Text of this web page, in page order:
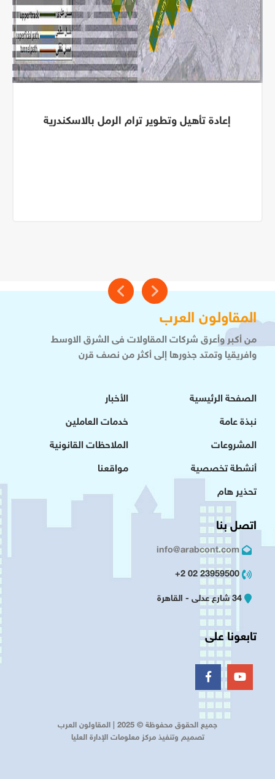
إعادة تأهيل وتطوير ترام الرمل بالاسكندرية
المقاولون العرب
من أكبر وأعرق شركات المقاولات فى الشرق الاوسط
وافريقيا وتمتد جذورها إلى أكثر من نصف قرن
الصفحة الرئيسية
نبذة عامة
المشروعات
أنشطة تخصصية
تحذير هام
الأخبار
خدمات العاملين
الملاحظات القانونية
مواقعنا
اتصل بنا
info@arabcont.com
23959500 02 2+
34 شارع عدلى - القاهرة
تابعونا على
جميع الحقوق محفوظة © 2025 | المقاولون العرب
تصميم وتنفيذ مركز معلومات الإدارة العليا